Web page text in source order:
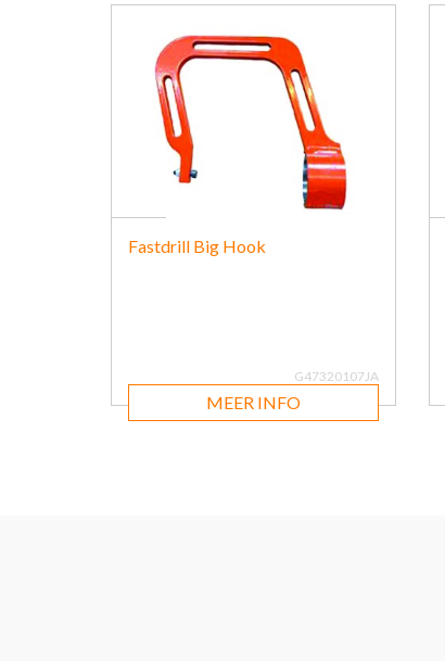
Fastdrill Big Hook
G47320107JA
MEER INFO